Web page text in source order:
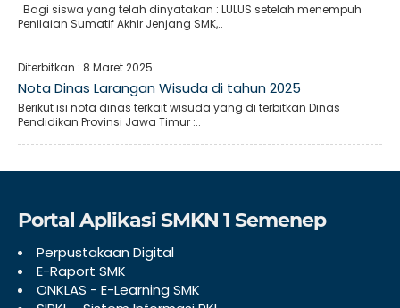
Bagi siswa yang telah dinyatakan : LULUS setelah menempuh
Penilaian Sumatif Akhir Jenjang SMK,..
Diterbitkan : 8 Maret 2025
Nota Dinas Larangan Wisuda di tahun 2025
Berikut isi nota dinas terkait wisuda yang di terbitkan Dinas
Pendidikan Provinsi Jawa Timur :..
Portal Aplikasi SMKN 1 Semenep
Perpustakaan Digital
E-Raport SMK
ONKLAS - E-Learning SMK